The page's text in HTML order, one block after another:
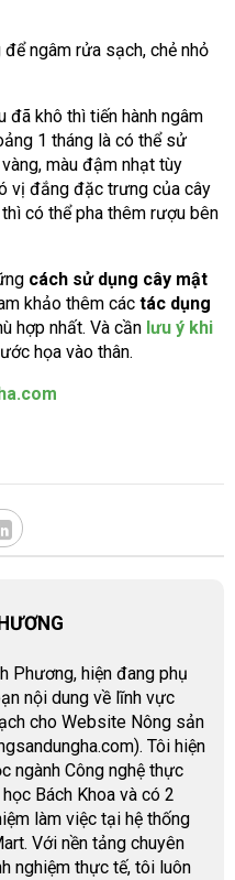
ngâm rửa sạch, chẻ nhỏ
đã khô thì tiến hành ngâm
1 tháng là có thể sử
màu đậm nhạt tùy
vị đắng đặc trưng của cây
có thể pha thêm rượu bên
cách sử dụng cây mật
khảo thêm các tác dụng
hợp nhất. Và cần lưu ý khi
họa vào thân.
Phương, hiện đang phụ
nội dung về lĩnh vực
cho Website Nông sản
Tôi hiện
ngành Công nghệ thực
Bách Khoa và có 2
làm việc tại hệ thống
Với nền tảng chuyên
nghiệm thực tế, tôi luôn